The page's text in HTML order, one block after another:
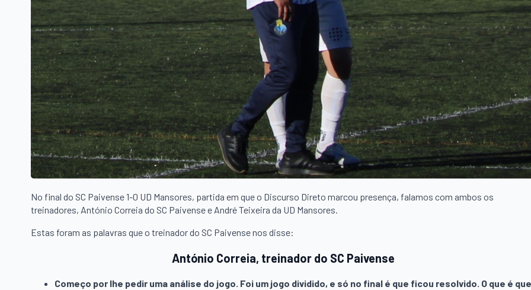
No final do SC Paivense 1-0 UD Mansores, partida em que o Discurso Direto marcou presença, falamos com ambos os
treinadores, António Correia do SC Paivense e André Teixeira da UD Mansores.
Estas foram as palavras que o treinador do SC Paivense nos disse:
António Correia, treinador do SC Paivense
Começo por lhe pedir uma análise do jogo. Foi um jogo dividido, e só no final é que ficou resolvido. O que é que